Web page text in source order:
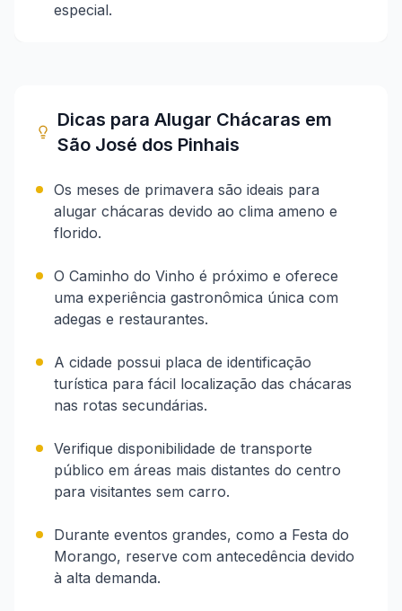
especial.
Dicas para Alugar Chácaras em
São José dos Pinhais
Os meses de primavera são ideais para
alugar chácaras devido ao clima ameno e
florido.
O Caminho do Vinho é próximo e oferece
uma experiência gastronômica única com
adegas e restaurantes.
A cidade possui placa de identificação
turística para fácil localização das chácaras
nas rotas secundárias.
Verifique disponibilidade de transporte
público em áreas mais distantes do centro
para visitantes sem carro.
Durante eventos grandes, como a Festa do
Morango, reserve com antecedência devido
à alta demanda.